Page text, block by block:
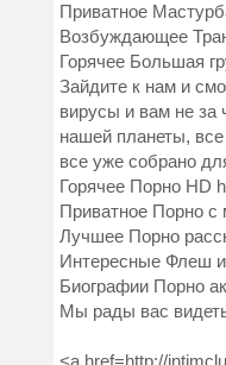
Приватное
Возбуждающее
Горячее Большая
Зайдите к нам и
вирусы и вам не за
нашей планеты,
все уже собрано
Горячее Порно HD
Приватное Порно с
Лучшее Порно
Интересные Флеш
Биографии Порно
Мы рады вас